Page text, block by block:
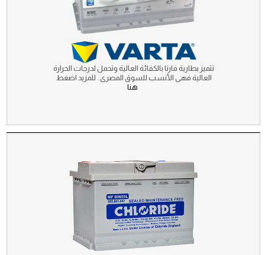
تتميز بطارية فارتا بالكفائة العالية وتحمل لدرجات الحرارة
العالية فهى الأنسب للسوق المصرى. للمزيد اضغط
هنا